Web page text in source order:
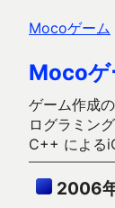
Mocoゲーム
Mocoゲ
ゲーム作成
ログラミン
C++ による
2006